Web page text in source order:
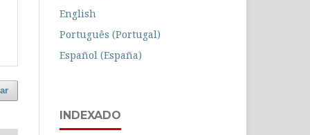
English
Português (Portugal)
Español (España)
INDEXADO